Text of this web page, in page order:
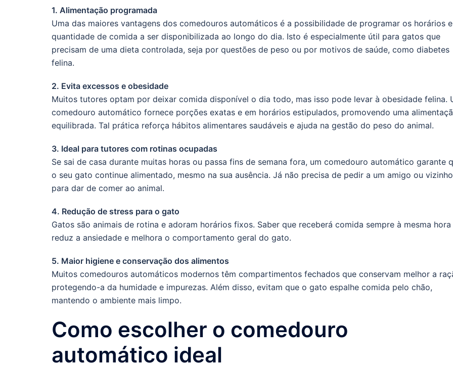
1. Alimentação programada
Uma das maiores vantagens dos comedouros automáticos é a possibilidade de programar os horários
quantidade de comida a ser disponibilizada ao longo do dia. Isto é especialmente útil para gatos que
precisam de uma dieta controlada, seja por questões de peso ou por motivos de saúde, como diabetes
felina.
2. Evita excessos e obesidade
Muitos tutores optam por deixar comida disponível o dia todo, mas isso pode levar à obesidade felina.
comedouro automático fornece porções exatas e em horários estipulados, promovendo uma
equilibrada. Tal prática reforça hábitos alimentares saudáveis e ajuda na gestão do peso do animal.
3. Ideal para tutores com rotinas ocupadas
Se sai de casa durante muitas horas ou passa fins de semana fora, um comedouro automático garante
o seu gato continue alimentado, mesmo na sua ausência. Já não precisa de pedir a um amigo ou vizinho
para dar de comer ao animal.
4. Redução de stress para o gato
Gatos são animais de rotina e adoram horários fixos. Saber que receberá comida sempre à mesma hora
reduz a ansiedade e melhora o comportamento geral do gato.
5. Maior higiene e conservação dos alimentos
Muitos comedouros automáticos modernos têm compartimentos fechados que conservam melhor a
protegendo-a da humidade e impurezas. Além disso, evitam que o gato espalhe comida pelo chão,
mantendo o ambiente mais limpo.
Como escolher o comedouro
automático ideal